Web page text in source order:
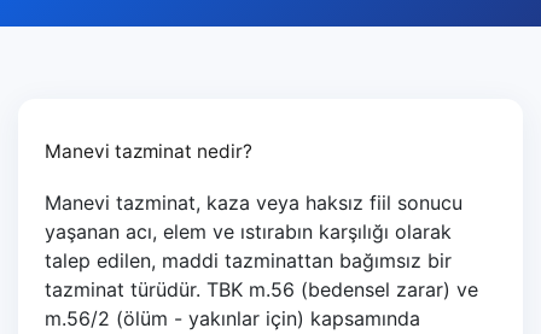
Manevi tazminat nedir?
Manevi tazminat, kaza veya haksız fiil sonucu
yaşanan acı, elem ve ıstırabın karşılığı olarak
talep edilen, maddi tazminattan bağımsız bir
tazminat türüdür. TBK m.56 (bedensel zarar) ve
m.56/2 (ölüm - yakınlar için) kapsamında